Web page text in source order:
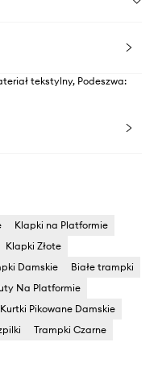
tekstylny, Podeszwa:
Klapki na Platformie
Klapki Złote
Damskie
Białe trampki
Na Platformie
Kurtki Pikowane Damskie
Trampki Czarne